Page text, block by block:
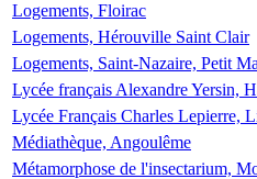
Logements, Floirac
Logements, Hérouville Saint Clair
Logements, Saint-Nazaire, Petit
Lycée français Alexandre Yersin,
Lycée Français Charles Lepierre,
Médiathèque, Angoulême
Métamorphose de l'insectarium,